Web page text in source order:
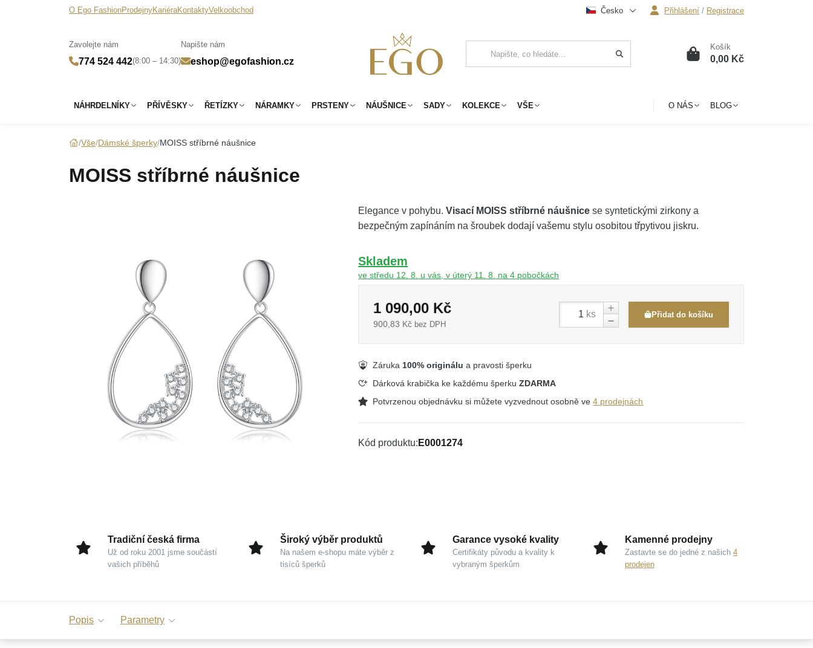
O Ego FashionProdejnyKariéraKontaktyVelkoobchod
Zavolejte nám
774 524 442(8:00 – 14:30)
Napište nám
eshop@egofashion.cz
Česko Přihlášení / Registrace
0 Košík
0,00 Kč
NÁHRDELNÍKY PŘÍVĚSKY ŘETÍZKY NÁRAMKY PRSTENY NÁUŠNICE SADY KOLEKCE VŠE O NÁS BLOG
Vše Dámské šperky MOISS stříbrné náušnice
MOISS stříbrné náušnice
Elegance v pohybu.Visací MOISS stříbrné náušnice se syntetickými zirkony a
bezpečným zapínáním na šroubek dodají vašemu stylu osobitou třpytivou jiskru.
Skladem
ve středu 12. 8. u vás, v úterý 11. 8. na 4 pobočkách
1 090,00 Kč
900,83 Kč bez DPH
ks Přidat do košíku
Záruka 100% originálu a pravosti šperku
Dárková krabička ke každému šperkuZDARMA
Potvrzenou objednávku si můžete vyzvednout osobně ve4 prodejnách
Kód produktu E0001274
Tradiční česká firma
Už od roku 2001 jsme součástí
vašich příběhů
Široký výběr produktů
Na našem e-shopu máte výběr z
tisíců šperků
Garance vysoké kvality
Certifikáty původu a kvality k
vybraným šperkům
Kamenné prodejny
Zastavte se do jedné z našich 4
prodejen
Popis Parametry